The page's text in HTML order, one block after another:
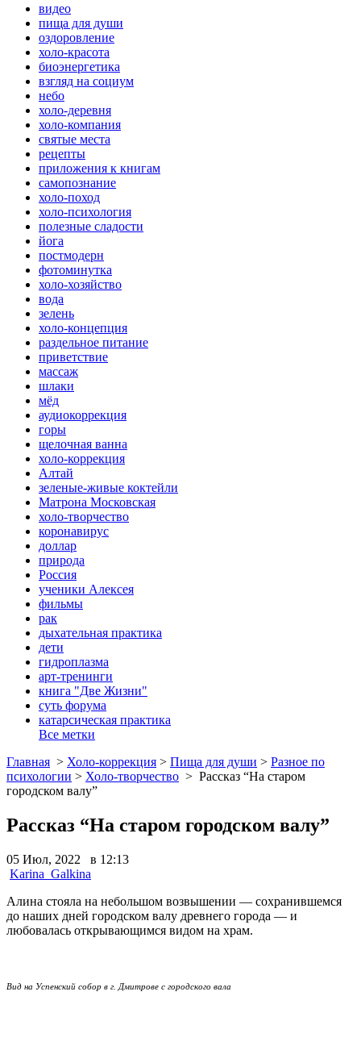
видео
пища для души
оздоровление
холо-красота
биоэнергетика
взгляд на социум
небо
холо-деревня
холо-компания
святые места
рецепты
приложения к книгам
самопознание
холо-поход
холо-психология
полезные сладости
йога
постмодерн
фотоминутка
холо-хозяйство
вода
зелень
холо-концепция
раздельное питание
приветствие
массаж
шлаки
мёд
аудиокоррекция
горы
щелочная ванна
холо-коррекция
Алтай
зеленые-живые коктейли
Матрона Московская
холо-творчество
коронавирус
доллар
природа
Россия
ученики Алексея
фильмы
рак
дыхательная практика
дети
гидроплазма
арт-тренинги
книга "Две Жизни"
суть форума
катарсическая практика
Все метки
Главная > Холо-коррекция > Пища для души > Разное по
психологии > Холо-творчество > Рассказ “На старом
городском валу”
Рассказ “На старом городском валу”
05 Июл, 2022 в 12:13
Karina_Galkina
Алина стояла на небольшом возвышении — сохранившемся
до наших дней городском валу древнего города — и
любовалась открывающимся видом на храм.
Вид на Успенский собор в г. Дмитрове с городского вала